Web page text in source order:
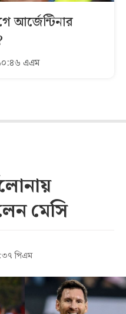
আর্জেন্টিনার
এএম
মেসি
পিএম